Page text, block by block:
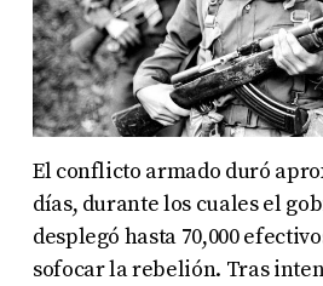
El conflicto armado duró
días, durante los cuales el
desplegó hasta 70,000
sofocar la rebelión. Tras